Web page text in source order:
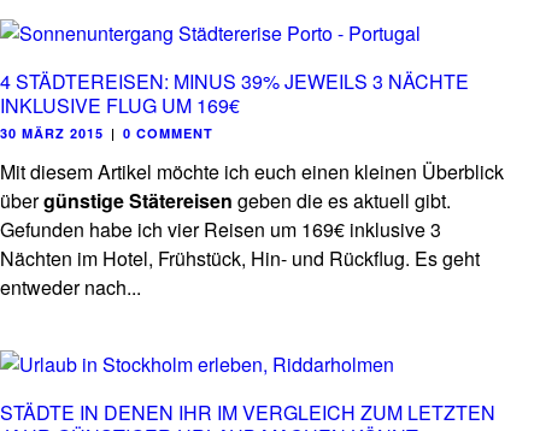
4 STÄDTEREISEN: MINUS 39% JEWEILS 3 NÄCHTE
INKLUSIVE FLUG UM 169€
30 MÄRZ 2015 | 0 COMMENT
Mit diesem Artikel möchte ich euch einen kleinen Überblick
übergünstige Stätereisen geben die es aktuell gibt.
Gefunden habe ich vier Reisen um 169€ inklusive 3
Nächten im Hotel, Frühstück, Hin- und Rückflug. Es geht
entweder nach...
STÄDTE IN DENEN IHR IM VERGLEICH ZUM LETZTEN